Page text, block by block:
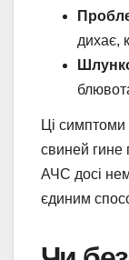
дихає,
Ці симптоми
свиней гине
АЧС досі
єдиним